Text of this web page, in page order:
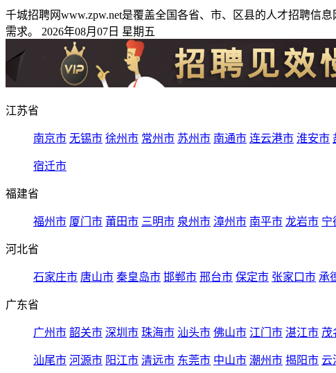
千城招聘网www.zpw.net是覆盖全国各省、市、区县的人才招聘信
需求。 2026年08月07日 星期五
江苏省
南京市 无锡市 徐州市 常州市 苏州市 南通市 连云港市 淮安市
宿迁市
福建省
福州市 厦门市 莆田市 三明市 泉州市 漳州市 南平市 龙岩市 宁
河北省
石家庄市 唐山市 秦皇岛市 邯郸市 邢台市 保定市 张家口市 承
广东省
广州市 韶关市 深圳市 珠海市 汕头市 佛山市 江门市 湛江市 茂
汕尾市 河源市 阳江市 清远市 东莞市 中山市 潮州市 揭阳市 云